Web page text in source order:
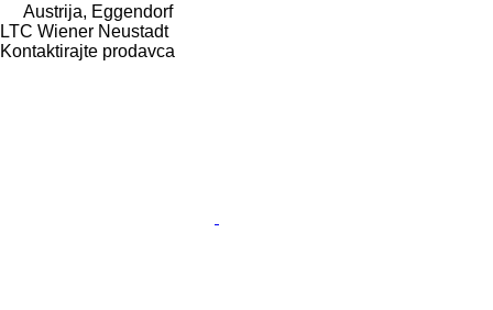
Austrija, Eggendorf
LTC Wiener Neustadt
Kontaktirajte prodavca